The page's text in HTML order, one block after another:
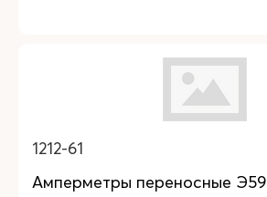
1212-61
Амперметры переносные Э59